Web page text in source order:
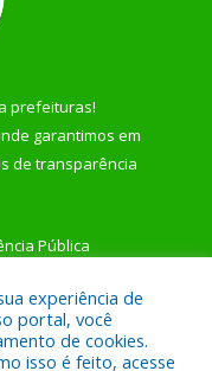
prefeituras!
garantimos em
de transparência
Pública
experiência de
portal, você
de cookies.
isso é feito, acesse